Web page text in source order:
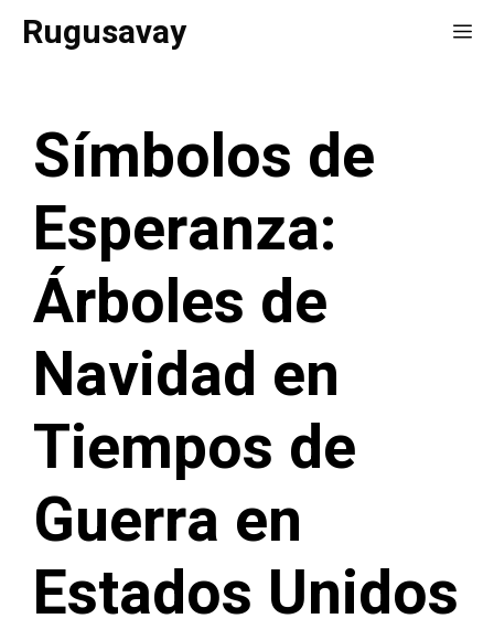
SaltarRugusavay
Símbolos de
Esperanza:
Árboles de
Navidad en
Tiempos de
Guerra en
Estados Unidos